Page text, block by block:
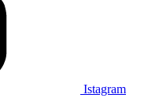
Istagram